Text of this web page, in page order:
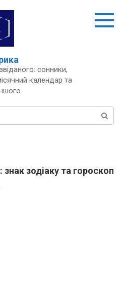
сонники,
календар та
зодіаку та гороскоп